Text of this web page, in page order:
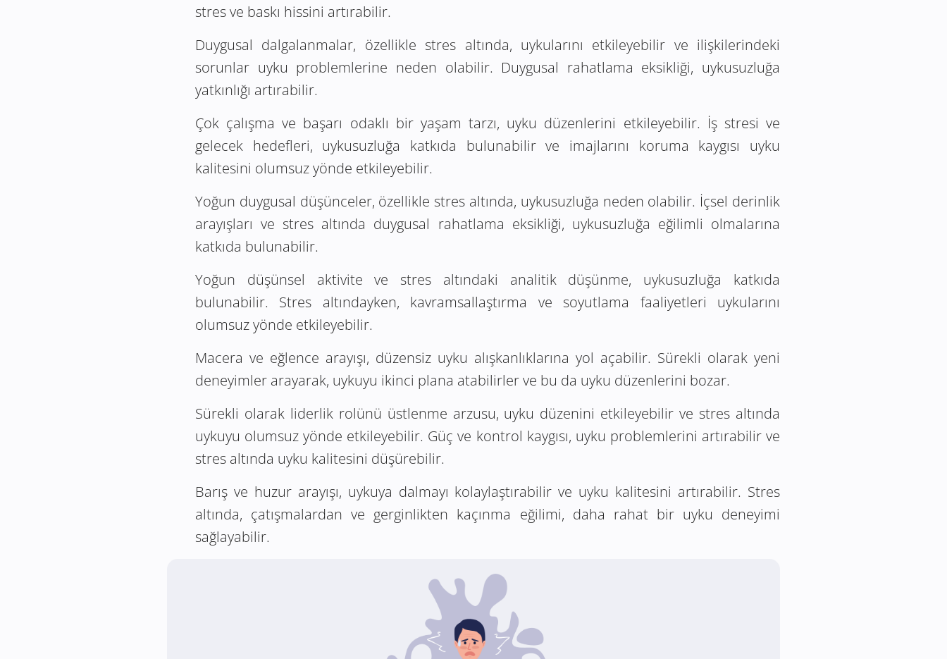
stres ve baskı hissini artırabilir.
Duygusal dalgalanmalar, özellikle stres altında, uykularını etkileyebilir ve ilişkilerindeki
sorunlar uyku problemlerine neden olabilir. Duygusal rahatlama eksikliği, uykusuzluğa
yatkınlığı artırabilir.
Çok çalışma ve başarı odaklı bir yaşam tarzı, uyku düzenlerini etkileyebilir. İş stresi ve
gelecek hedefleri, uykusuzluğa katkıda bulunabilir ve imajlarını koruma kaygısı uyku
kalitesini olumsuz yönde etkileyebilir.
Yoğun duygusal düşünceler, özellikle stres altında, uykusuzluğa neden olabilir. İçsel derinlik
arayışları ve stres altında duygusal rahatlama eksikliği, uykusuzluğa eğilimli olmalarına
katkıda bulunabilir.
Yoğun düşünsel aktivite ve stres altındaki analitik düşünme, uykusuzluğa katkıda
bulunabilir. Stres altındayken, kavramsallaştırma ve soyutlama faaliyetleri uykularını
olumsuz yönde etkileyebilir.
Macera ve eğlence arayışı, düzensiz uyku alışkanlıklarına yol açabilir. Sürekli olarak yeni
deneyimler arayarak, uykuyu ikinci plana atabilirler ve bu da uyku düzenlerini bozar.
Sürekli olarak liderlik rolünü üstlenme arzusu, uyku düzenini etkileyebilir ve stres altında
uykuyu olumsuz yönde etkileyebilir. Güç ve kontrol kaygısı, uyku problemlerini artırabilir ve
stres altında uyku kalitesini düşürebilir.
Barış ve huzur arayışı, uykuya dalmayı kolaylaştırabilir ve uyku kalitesini artırabilir. Stres
altında, çatışmalardan ve gerginlikten kaçınma eğilimi, daha rahat bir uyku deneyimi
sağlayabilir.